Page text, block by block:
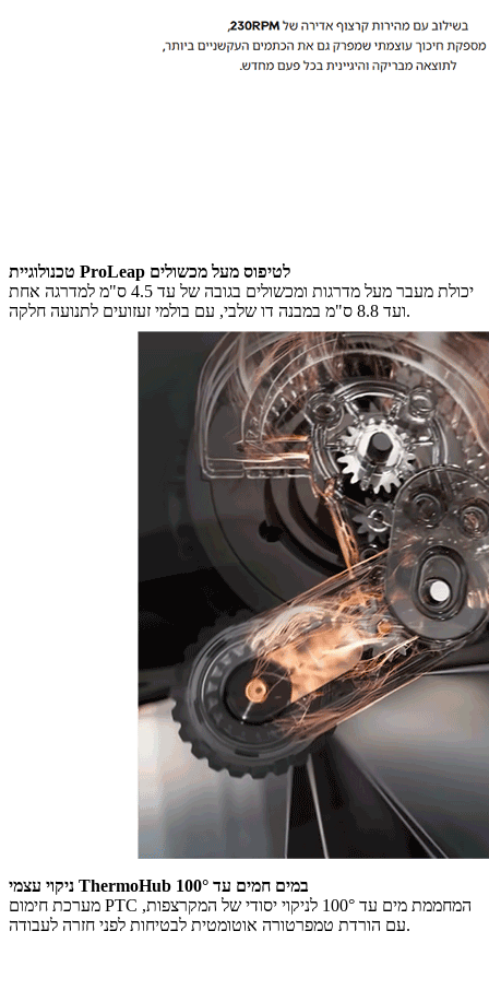
טכנולוגיית ProLeap לטיפוס מעל מכשולים
יכולת מעבר מעל מדרגות ומכשולים בגובה של עד 4.5 ס"מ למדרגה אחת
ועד 8.8 ס"מ במבנה דו שלבי, עם בולמי זעזועים לתנועה חלקה.
ניקוי עצמי ThermoHub במים חמים עד 100°
מערכת חימום PTC המחממת מים עד 100° לניקוי יסודי של המקרצפות,
עם הורדת טמפרטורה אוטומטית לבטיחות לפני חזרה לעבודה.